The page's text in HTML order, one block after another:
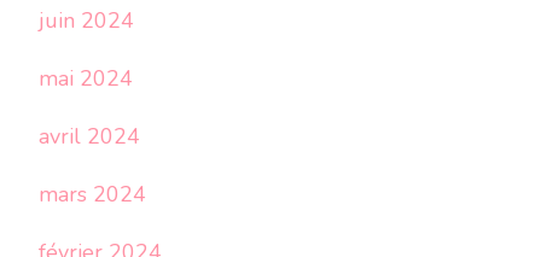
juin 2024
mai 2024
avril 2024
mars 2024